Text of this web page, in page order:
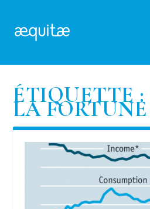
ÉTIQUETTE :
LA FORTUNE